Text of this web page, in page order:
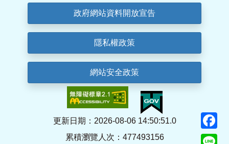
政府網站資料開放宣告
隱私權政策
網站安全政策
更新日期：2026-08-06 14:50:51.0
累積瀏覽人次：477493156